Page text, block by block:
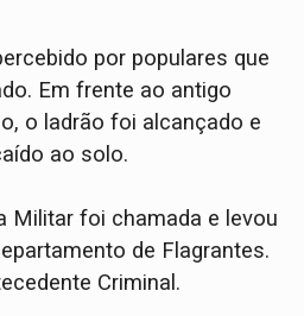
por populares que
Em frente ao antigo
o ladrão foi alcançado e
ao solo.
Militar foi chamada e levou
de Flagrantes.
Criminal.